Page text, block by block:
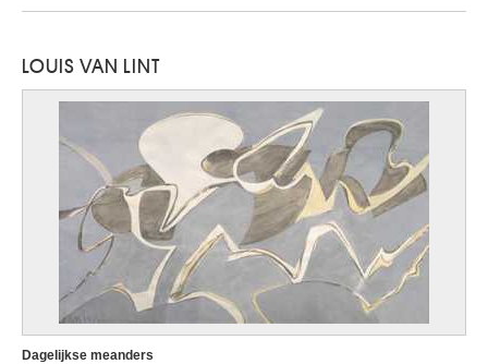
LOUIS VAN LINT
Dagelijkse meanders